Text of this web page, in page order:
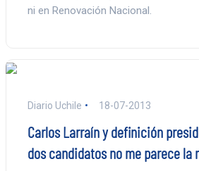
ni en Renovación Nacional.
Diario Uchile 18-07-2013
Carlos Larraín y definición
dos candidatos no me parece la